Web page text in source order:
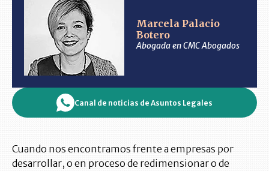
Marcela Palacio
Botero
Abogada en CMC Abogados
Canal de noticias de Asuntos Legales
Cuando nos encontramos frente a empresas por
desarrollar, o en proceso de redimensionar o de